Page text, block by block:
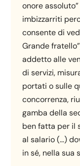
onore
imbizzarriti
consente di
Grande
addetto alle
di servizi,
portati o sulle
concorrenza,
gamba della
ben fatta per il
al salario (…)
in sé, nella sua